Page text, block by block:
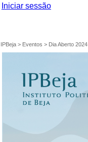
Iniciar sessão
IPBeja > Eventos > Dia Aberto 2024